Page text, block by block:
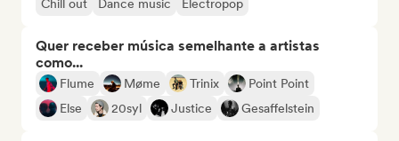
Chill out Dance music Electropop
Quer receber música semelhante a artistas
como...
Flume Møme Trinix
Point Point
Else
20syl Justice Gesaffelstein